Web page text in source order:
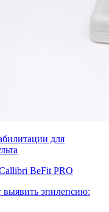
для
выявить эпилепсию: